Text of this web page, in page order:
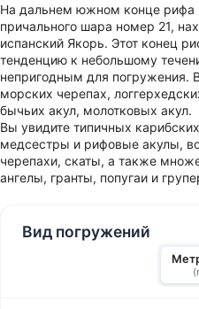
На дальнем южном конце рифа
причального шара номер 21,
испанский Якорь. Этот конец
тенденцию к небольшому
непригодным для погружения.
морских черепах,
бычьих акул, молотковых акул.
Вы увидите типичных
медсестры и рифовые акулы,
черепахи, скаты, а также
ангелы, гранты, попугаи и
Вид погружений